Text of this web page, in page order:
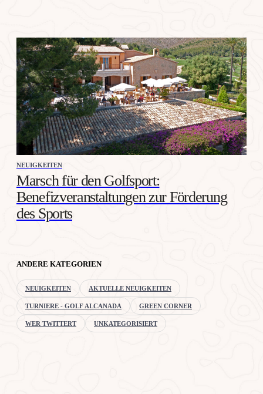
NEUIGKEITEN
Marsch für den Golfsport:
Benefizveranstaltungen zur Förderung
des Sports
ANDERE KATEGORIEN
NEUIGKEITEN AKTUELLE NEUIGKEITEN
TURNIERE - GOLF ALCANADA GREEN CORNER
WER TWITTERT UNKATEGORISIERT